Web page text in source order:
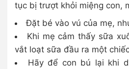
tục bị trượt khỏi miệng con,
Đặt bé vào vú của mẹ,
Khi mẹ cảm thấy sữa
vắt loạt sữa đầu ra một
Hãy để con bú lại khi